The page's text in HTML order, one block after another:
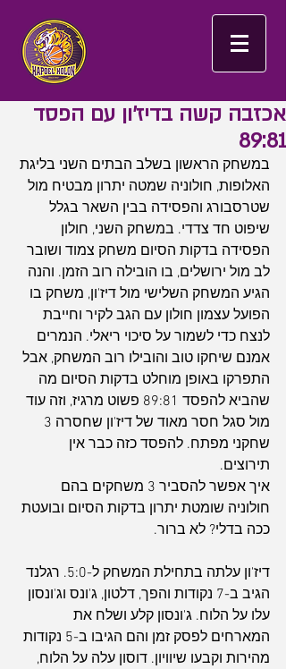
אכזבה קשה בדיז'ון עם הפסד
89:81
במשחק הראשון בשלב הבתים השני בליגת
האלופות, חולוניה שמטה יתרון מבטיח מול
שטרסבורג והפסידה בבין השאר בגלל
שיפוט חד צדדי. במשחק השני, חולון
הפסידה בדקות הסיום משחק צמוד ושובר
לב מול ירושלים, בו הובילה רוב הזמן. והנה
הגיע המשחק השלישי מול דיז'ון, משחק בו
הפועל עצמון חולון עם הגב לקיר וחייבת
לנצח כדי לשמור על סיכוי ריאלי. הנמרים
אמנם שיחקו טוב והובילו רוב המשחק, אבל
התפרקו באופן מוחלט בדקות הסיום מה
שהביא להפסד 89:81 פשוט מרגיז, וזה עוד
שחקני מפתח. להפסד כזה כבר אין
תירוצים.
איך אפשר להסביר 3 משחקים בהם
חולוניה שומטת יתרון בדקות הסיום ובועטת
ככה בדלי? לא ברור.
דיז'ון עלתה בתחילת המשחק ל-5:0. רגלנד
הגיב ב-7 נקודות והפך, דלטון, ג'ונס וג'ונסון
עלו על הלוח. ג'ונסון קלע ושלח את
המארחים לפסק זמן והם הגיבו ב-5 נקודות
מהירות וקבעו שיוויון. דוסון עלה על הלוח,